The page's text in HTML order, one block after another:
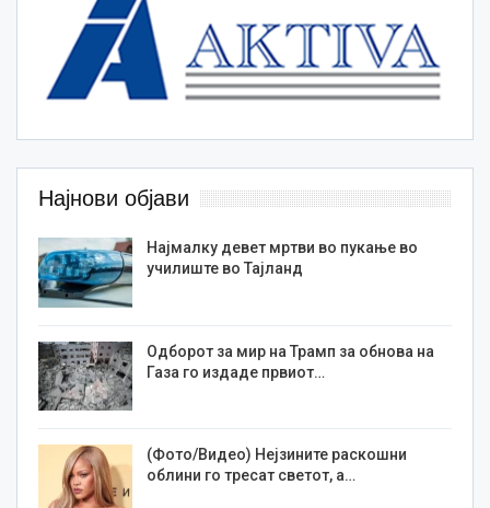
Најнови објави
Најмалку девет мртви во пукање во
училиште во Тајланд
Одборот за мир на Трамп за обнова на
Газа го издаде првиот…
(Фото/Видео) Нејзините раскошни
облини го тресат светот, а…